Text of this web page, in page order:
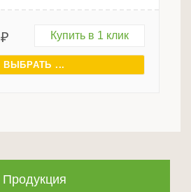
Продукция
₽ Купить в 1 клик
ВЫБРАТЬ ...